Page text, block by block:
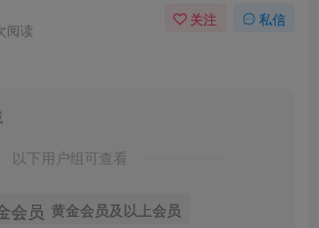
阅读
关注 私信
以下用户组可查看
黄金会员及以上会员